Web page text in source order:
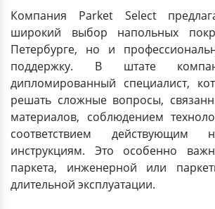
Компания Parket Select
широкий выбор напольных
Петербурге, но и
поддержку. В штате
дипломированный специалист,
решать сложные вопросы,
материалов, соблюдением
соответствием действующим
инструкциям. Это особенно
паркета, инженерной или
длительной эксплуатации.